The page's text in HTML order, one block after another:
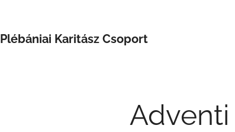
Plébániai Karitász Csoport